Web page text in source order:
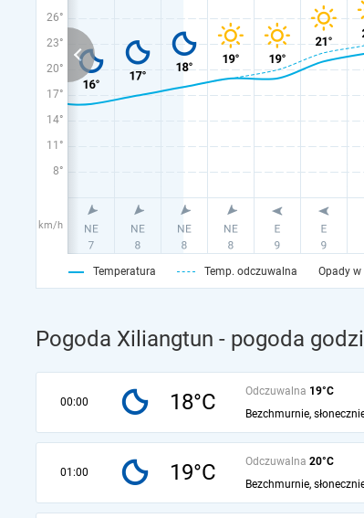
26°
23°
20°
17°
14°
11°
8°
km/h
Temperatura Temp. odczuwalna Opady w
Pogoda Xiliangtun - pogoda
00:00 18°C Odczuwalna 19°C
Bezchmurnie,
01:00 19°C Odczuwalna 20°C
Bezchmurnie,